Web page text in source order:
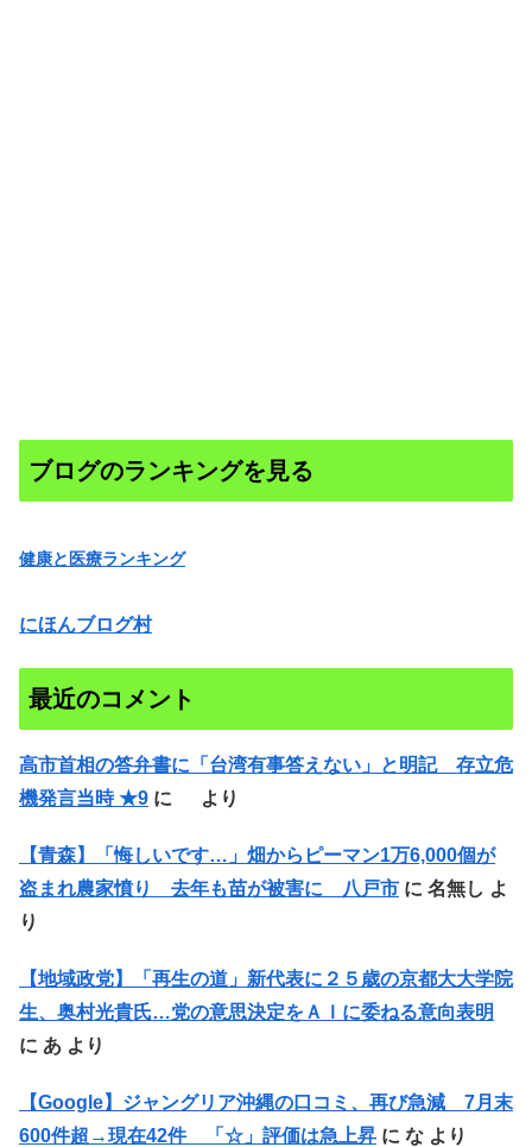
ブログのランキングを見る
健康と医療ランキング
にほんブログ村
最近のコメント
高市首相の答弁書に「台湾有事答えない」と明記 存立危
機発言当時 ★9 に より
【青森】「悔しいです…」畑からピーマン1万6,000個が
盗まれ農家憤り 去年も苗が被害に 八戸市 に 名無し よ
り
【地域政党】「再生の道」新代表に２５歳の京都大大学院
生、奥村光貴氏…党の意思決定をＡＩに委ねる意向表明
に あ より
【Google】ジャングリア沖縄の口コミ、再び急減 7月末
600件超→現在42件 「☆」評価は急上昇 に な より